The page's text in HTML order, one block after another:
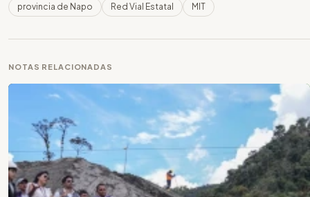
provincia de Napo Red Vial Estatal MIT
NOTAS RELACIONADAS